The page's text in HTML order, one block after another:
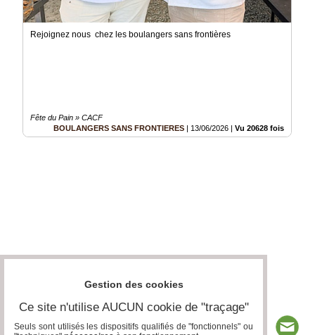
Rejoignez nous chez les boulangers sans frontières
Fête du Pain » CACF
BOULANGERS SANS FRONTIERES
13/06/2026 Vu 20628 fois
Gestion des cookies
Ce site n'utilise AUCUN cookie de "traçage"
Seuls sont utilisés les dispositifs qualifiés de "fonctionnels" ou